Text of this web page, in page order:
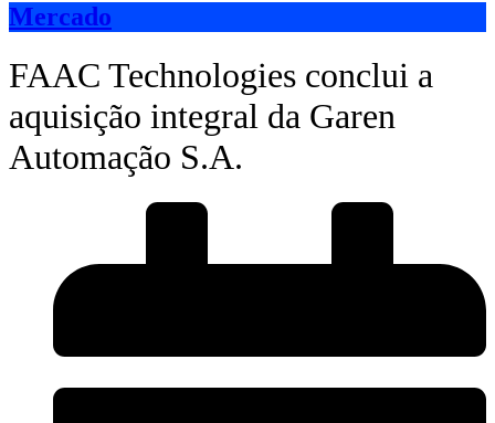
Mercado
FAAC Technologies conclui a
aquisição integral da Garen
Automação S.A.